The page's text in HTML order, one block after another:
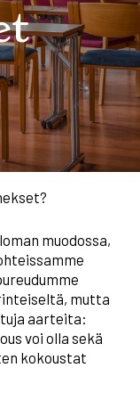
muodossa,
mutta
aarteita:
voi olla sekä
kokoustat